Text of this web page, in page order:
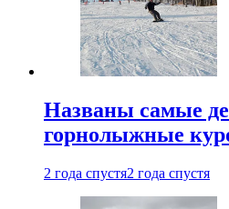
Названы самые
горнолыжные
2 года спустя2 года спустя